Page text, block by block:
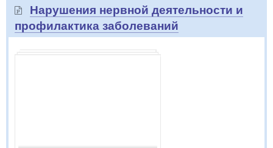
Нарушения нервной деятельности и
профилактика заболеваний